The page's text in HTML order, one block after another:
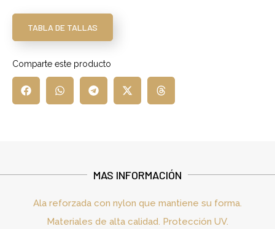
TABLA DE TALLAS
Comparte este producto
MAS INFORMACIÓN
Ala reforzada con nylon que mantiene su forma.
Materiales de alta calidad. Protección UV.